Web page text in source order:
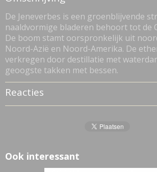
0,10 Kg
De Jeneverbes is een groenblijvende
naaldvormige bladeren behoort tot de
De boom stamt oorspronkelijk uit
Noord-Azië en Noord-Amerika. De
verkregen door destillatie met
geoogste takken met bessen.
Reacties
Ook interessant